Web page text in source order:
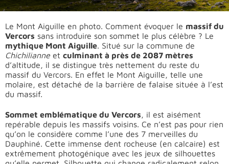
Le Mont Aiguille en photo. Comment évoquer le massif du
Vercors sans introduire son sommet le plus célèbre ? Le
mythique Mont Aiguille. Situé sur la commune de
Chichilianneet culminant à près de 2087 mètres
d’altitude, il se distingue très nettement du reste du
massif du Vercors. En effet le Mont Aiguille, telle une
molaire, est détaché de la barrière de falaise située à l’est
du massif.
Sommet emblématique du Vercors, il est aisément
repérable depuis les massifs voisins. Ce n’est pas pour rien
qu’on le considère comme l’une des 7 merveilles du
Dauphiné. Cette immense dent rocheuse (en calcaire) est
extrêmement photogénique avec les jeux de silhouettes